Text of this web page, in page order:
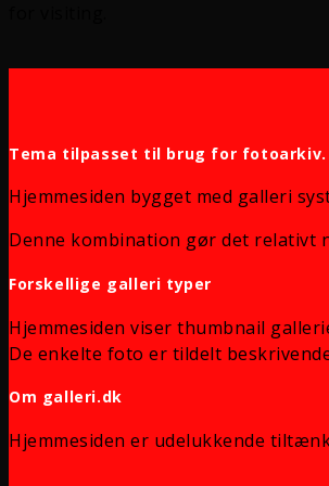
Tema tilpasset til brug for fotoarkiv.
Hjemmesiden bygget med galleri
Denne kombination gør det relativt
Forskellige galleri typer
Hjemmesiden viser thumbnail
De enkelte foto er tildelt
Om galleri.dk
Hjemmesiden er udelukkende